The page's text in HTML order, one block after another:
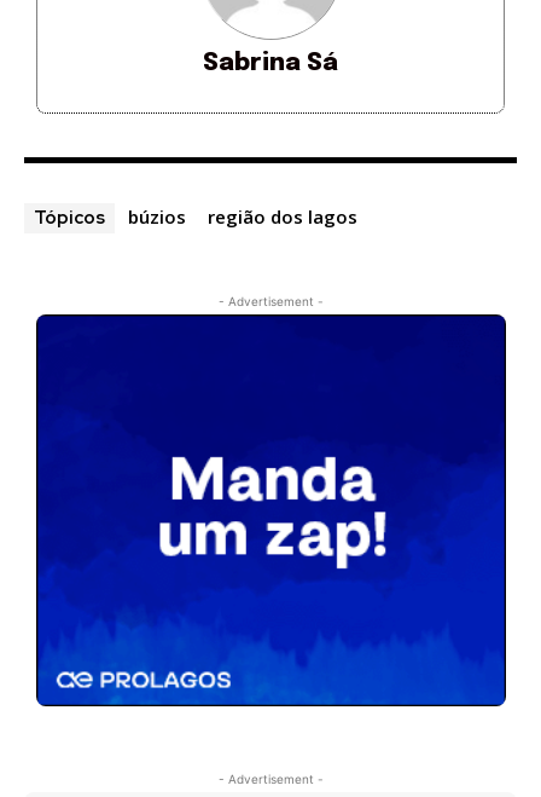
Sabrina Sá
Tópicos búzios região dos lagos
- Advertisement -
- Advertisement -